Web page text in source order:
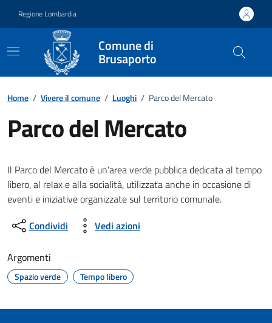
Regione Lombardia
Comune di
Brusaporto
Home / Vivere il comune / Luoghi / Parco del Mercato
Parco del Mercato
Il Parco del Mercato è un’area verde pubblica dedicata al tempo
libero, al relax e alla socialità, utilizzata anche in occasione di
eventi e iniziative organizzate sul territorio comunale.
Condividi
Vedi azioni
Argomenti
Spazio verde Tempo libero